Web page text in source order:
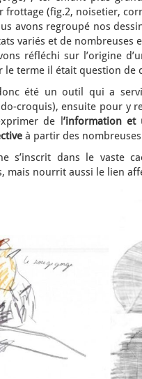
frottage (fig.2, noisetier,
avons regroupé nos
variés et de nombreuses
réfléchi sur l’origine
le terme il était question
été un outil qui a
croquis), ensuite pour y
de l ’information et
à partir des
s’inscrit dans le vaste
mais nourrit aussi le lien